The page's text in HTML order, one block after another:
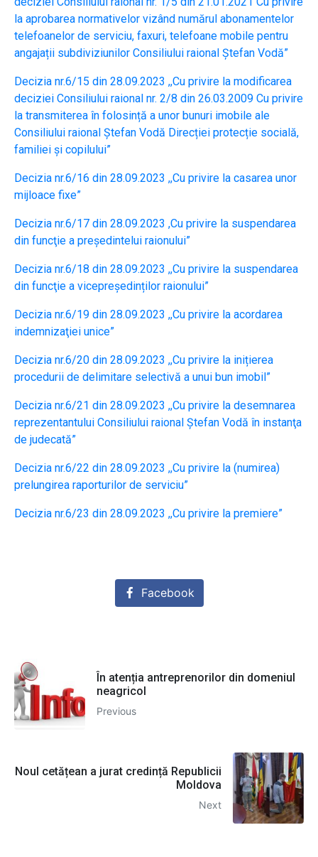
la aprobarea normativelor vizând numărul abonamentelor
telefoanelor de serviciu, faxuri, telefoane mobile pentru
angajații subdiviziunilor Consiliului raional Ștefan Vodă”
Decizia nr.6/15 din 28.09.2023 ,,Cu privire la modificarea
deciziei Consiliului raional nr. 2/8 din 26.03.2009 Cu privire
la transmiterea în folosință a unor bunuri imobile ale
Consiliului raional Ștefan Vodă Direcției protecție socială,
familiei și copilului”
Decizia nr.6/16 din 28.09.2023 ,,Cu privire la casarea unor
mijloace fixe”
Decizia nr.6/17 din 28.09.2023 ,Cu privire la suspendarea
din funcţie a președintelui raionului”
Decizia nr.6/18 din 28.09.2023 ,,Cu privire la suspendarea
din funcţie a vicepreședinților raionului”
Decizia nr.6/19 din 28.09.2023 ,,Cu privire la acordarea
indemnizaţiei unice”
Decizia nr.6/20 din 28.09.2023 ,,Cu privire la inițierea
procedurii de delimitare selectivă a unui bun imobil”
Decizia nr.6/21 din 28.09.2023 ,,Cu privire la desemnarea
reprezentantului Consiliului raional Ştefan Vodă în instanţa
de judecată”
Decizia nr.6/22 din 28.09.2023 ,,Cu privire la (numirea)
prelungirea raporturilor de serviciu”
Decizia nr.6/23 din 28.09.2023 ,,Cu privire la premiere”
Facebook
În atenția antreprenorilor din domeniul
neagricol
Previous
Noul cetățean a jurat credință Republicii
Moldova
Next